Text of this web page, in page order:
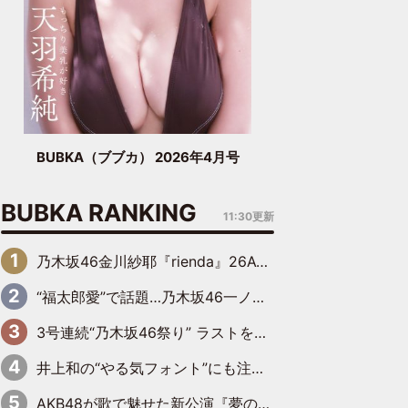
BUBKA（ブブカ） 2026年4月号
BUBKA RANKING 11:30更新
乃木坂46金川紗耶『rienda』26AW LOOKモデルに就任
“福太郎愛”で話題…乃木坂46一ノ瀬美空、地元福岡『めんべい25周年トップサポーター』に就任
3号連続“乃木坂46祭り” ラストを飾るのは賀喜遥香…5年ぶりの登場に「5年分大人になった私を見ていただけたら」
井上和の“やる気フォント”にも注目 乃木坂46が挑んだ書道パフォーマンスの舞台裏
AKB48が歌で魅せた新公演『夢のポップスター』 初日から全身全霊のステージ